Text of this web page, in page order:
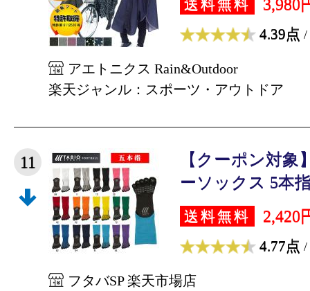
送料無料 3,980
4.39点 /
アエトニクス Rain&Outdoor
楽天ジャンル：スポーツ・アウトドア
11
【クーポン対
ーソックス 5本
送料無料 2,420
4.77点 /
フタバSP 楽天市場店